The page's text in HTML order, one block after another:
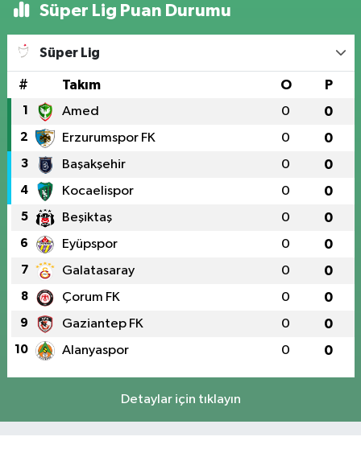
Süper Lig Puan Durumu
Süper Lig
# Takım O P
1 Amed 0 0
2 Erzurumspor FK 0 0
3 Başakşehir 0 0
4 Kocaelispor 0 0
5 Beşiktaş 0 0
6 Eyüpspor 0 0
7 Galatasaray 0 0
8 Çorum FK 0 0
9 Gaziantep FK 0 0
10 Alanyaspor 0 0
Detaylar için tıklayın